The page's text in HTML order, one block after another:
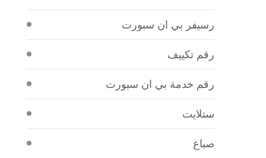
رسيفر بي ان سبورت
رقم تكييف
رقم خدمة بي ان سبورت
ستلايت
صباغ